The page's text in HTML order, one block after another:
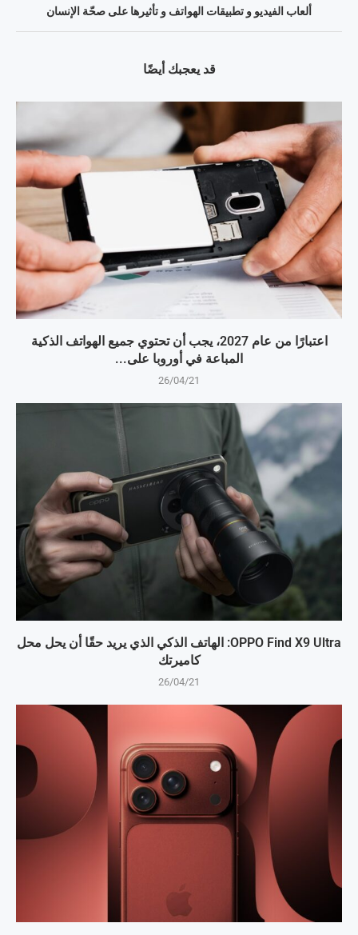
ألعاب الفيديو و تطبيقات الهواتف و تأثيرها على صحّة الإنسان
قد يعجبك أيضًا
اعتبارًا من عام 2027، يجب أن تحتوي جميع الهواتف الذكية
المباعة في أوروبا على...
26/04/21
OPPO Find X9 Ultra: الهاتف الذكي الذي يريد حقًا أن يحل محل
كاميرتك
26/04/21